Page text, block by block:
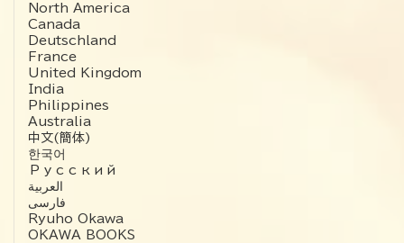
North America
Canada
Deutschland
France
United Kingdom
India
Philippines
Australia
中文(簡体)
한국어
Русский
العربية‏
فارسی
Ryuho Okawa
OKAWA BOOKS